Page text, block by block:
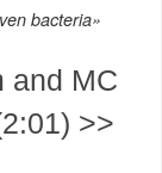
bacteria»
and MC
>>